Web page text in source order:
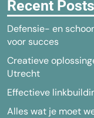
Recent Posts
Defensie- en
voor succes
Creatieve
Utrecht
Effectieve
Alles wat je moet